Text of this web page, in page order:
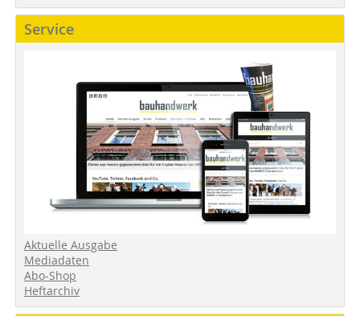
Service
Aktuelle Ausgabe
Mediadaten
Abo-Shop
Heftarchiv